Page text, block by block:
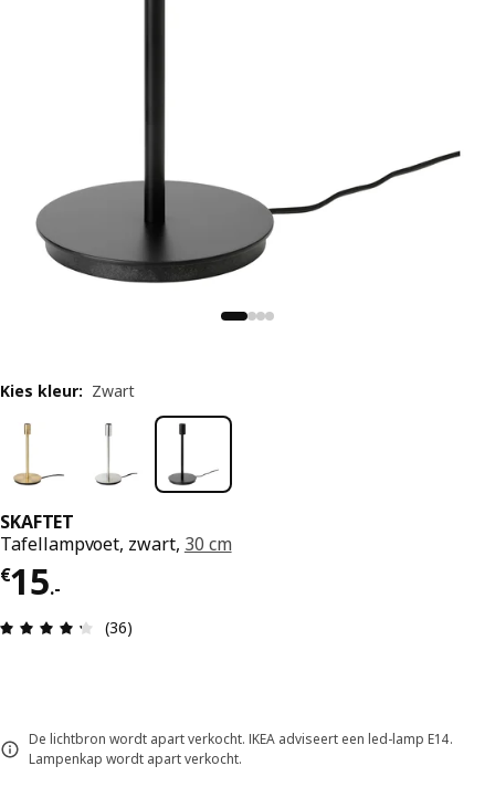
SKAFTET
Tafellampvoet, zwart, 30 cm
€15.-
Prijs € 15.-
Review: 4.3 van 5 sterren. Totaal
(36)
De lichtbron wordt apart verkocht. IKEA adviseert een led-lamp E14.
Lampenkap wordt apart verkocht.
Kies kleur: Zwart